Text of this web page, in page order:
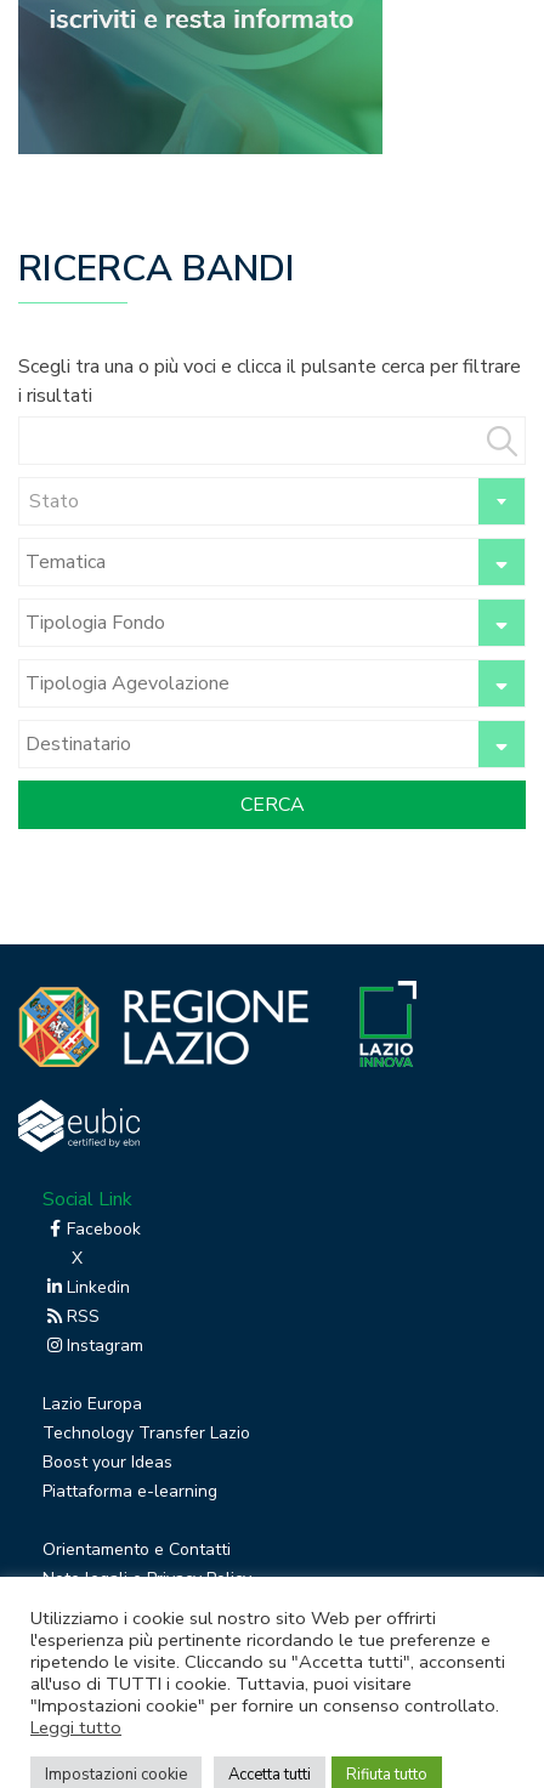
RICERCA BANDI
Scegli tra una o più voci e clicca il pulsante cerca per filtrare
i risultati
Stato
Social Link
Facebook
X
Linkedin
RSS
Instagram
Lazio Europa
Technology Transfer Lazio
Boost your Ideas
Piattaforma e-learning
Orientamento e Contatti
Note legali e Privacy Policy
Privacy Newsletter
Società trasparente
Whistleblowing
© Lazio Innova S.p.A. società soggetta a direzione e
coordinamento della Regione Lazio
Utilizziamo i cookie sul nostro sito Web per offrirti
l'esperienza più pertinente ricordando le tue preferenze e
ripetendo le visite. Cliccando su "Accetta tutti", acconsenti
all'uso di TUTTI i cookie. Tuttavia, puoi visitare
"Impostazioni cookie" per fornire un consenso controllato.
Leggi tutto
Impostazioni cookie Accetta tutti Rifiuta tutto